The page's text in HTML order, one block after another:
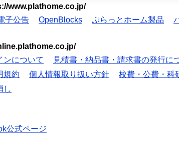
www.plathome.co.jp/
子公告 OpenBlocks ぷらっとホーム製品
ンについて 見積書・納品書・請求書の発行に
規約 個人情報取り扱い方針 校費・公費・科
し
公式ページ